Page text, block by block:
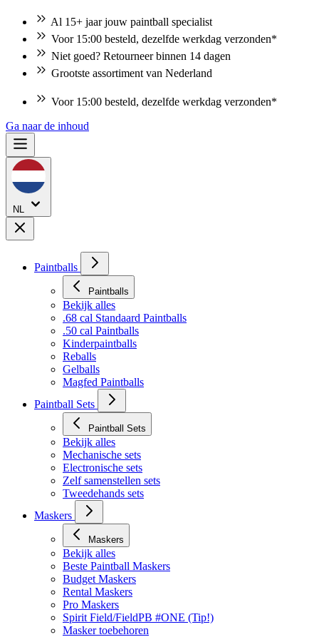
Al 15+ jaar jouw paintball specialist
Voor 15:00 besteld, dezelfde werkdag verzonden*
Niet goed? Retourneer binnen 14 dagen
Grootste assortiment van Nederland
Voor 15:00 besteld, dezelfde werkdag verzonden*
Ga naar de inhoud
NL
Paintballs
Paintballs
Bekijk alles
.68 cal Standaard Paintballs
.50 cal Paintballs
Kinderpaintballs
Reballs
Gelballs
Magfed Paintballs
Paintball Sets
Paintball Sets
Bekijk alles
Mechanische sets
Electronische sets
Zelf samenstellen sets
Tweedehands sets
Maskers
Maskers
Bekijk alles
Beste Paintball Maskers
Budget Maskers
Rental Maskers
Pro Maskers
Spirit Field/FieldPB #ONE (Tip!)
Masker toebehoren